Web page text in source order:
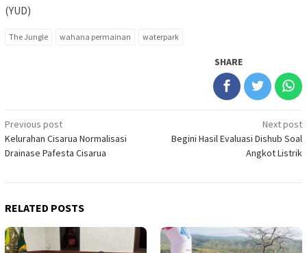
(YUD)
The Jungle wahana permainan waterpark
SHARE
Post
navigation
Previous post
Kelurahan Cisarua Normalisasi
Drainase Pafesta Cisarua
Next post
Begini Hasil Evaluasi Dishub Soal
Angkot Listrik
RELATED POSTS